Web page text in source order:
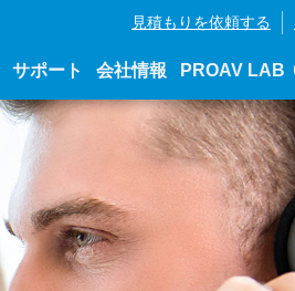
見積もりを依頼する
サポート 会社情報 PROAV LAB